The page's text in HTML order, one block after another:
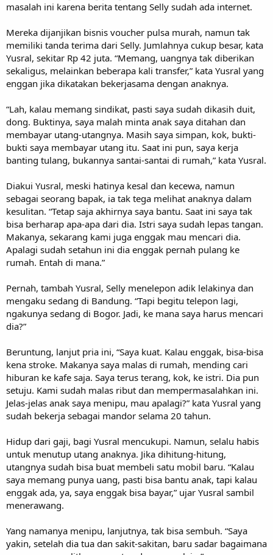
masalah ini karena berita tentang Selly sudah ada internet.
Mereka dijanjikan bisnis voucher pulsa murah, namun tak
memiliki tanda terima dari Selly. Jumlahnya cukup besar, kata
Yusral, sekitar Rp 42 juta. “Memang, uangnya tak diberikan
sekaligus, melainkan beberapa kali transfer,” kata Yusral yang
enggan jika dikatakan bekerjasama dengan anaknya.
“Lah, kalau memang sindikat, pasti saya sudah dikasih duit,
dong. Buktinya, saya malah minta anak saya ditahan dan
membayar utang-utangnya. Masih saya simpan, kok, bukti-
bukti saya membayar utang itu. Saat ini pun, saya kerja
banting tulang, bukannya santai-santai di rumah,” kata Yusral.
Diakui Yusral, meski hatinya kesal dan kecewa, namun
sebagai seorang bapak, ia tak tega melihat anaknya dalam
kesulitan. “Tetap saja akhirnya saya bantu. Saat ini saya tak
bisa berharap apa-apa dari dia. Istri saya sudah lepas tangan.
Makanya, sekarang kami juga enggak mau mencari dia.
Apalagi sudah setahun ini dia enggak pernah pulang ke
rumah. Entah di mana.”
Pernah, tambah Yusral, Selly menelepon adik lelakinya dan
mengaku sedang di Bandung. “Tapi begitu telepon lagi,
ngakunya sedang di Bogor. Jadi, ke mana saya harus mencari
dia?”
Beruntung, lanjut pria ini, “Saya kuat. Kalau enggak, bisa-bisa
kena stroke. Makanya saya malas di rumah, mending cari
hiburan ke kafe saja. Saya terus terang, kok, ke istri. Dia pun
setuju. Kami sudah malas ribut dan mempermasalahkan ini.
Jelas-jelas anak saya menipu, mau apalagi?” kata Yusral yang
sudah bekerja sebagai mandor selama 20 tahun.
Hidup dari gaji, bagi Yusral mencukupi. Namun, selalu habis
untuk menutup utang anaknya. Jika dihitung-hitung,
utangnya sudah bisa buat membeli satu mobil baru. “Kalau
saya memang punya uang, pasti bisa bantu anak, tapi kalau
enggak ada, ya, saya enggak bisa bayar,” ujar Yusral sambil
menerawang.
Yang namanya menipu, lanjutnya, tak bisa sembuh. “Saya
yakin, setelah dia tua dan sakit-sakitan, baru sadar bagaimana